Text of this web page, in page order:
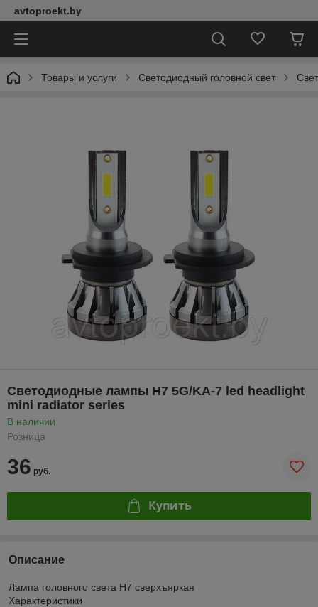
avtoproekt.by
Товары и услуги Светодиодный головной свет
Светодиодные лампы H7 5G/KA-7 led headlight
mini radiator series
В наличии
Розница
36 руб.
Купить
Описание
Лампа головного света Н7 сверхъяркая
Характеристики